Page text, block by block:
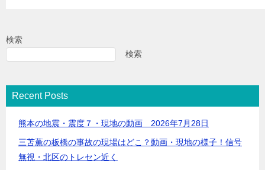
検索
検索
Recent Posts
熊本の地震・震度７・現地の動画 2026年7月28日
三苫薫の板橋の事故の現場はどこ？動画・現地の様子！信号
無視・北区のトレセン近く